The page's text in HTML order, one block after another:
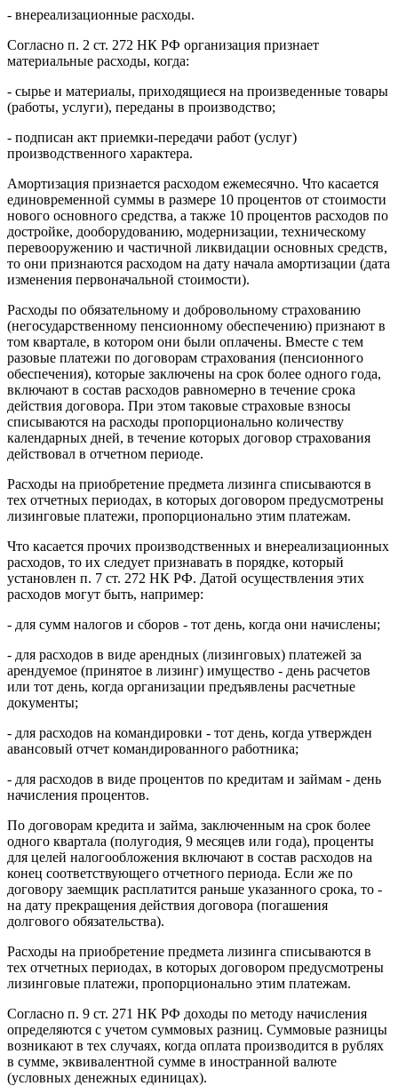
- внереализационные расходы.
Согласно п. 2 ст. 272 НК РФ организация признает
материальные расходы, когда:
- сырье и материалы, приходящиеся на произведенные товары
(работы, услуги), переданы в производство;
- подписан акт приемки-передачи работ (услуг)
производственного характера.
Амортизация признается расходом ежемесячно. Что касается
единовременной суммы в размере 10 процентов от стоимости
нового основного средства, а также 10 процентов расходов по
достройке, дооборудованию, модернизации, техническому
перевооружению и частичной ликвидации основных средств,
то они признаются расходом на дату начала амортизации (дата
изменения первоначальной стоимости).
Расходы по обязательному и добровольному страхованию
(негосударственному пенсионному обеспечению) признают в
том квартале, в котором они были оплачены. Вместе с тем
разовые платежи по договорам страхования (пенсионного
обеспечения), которые заключены на срок более одного года,
включают в состав расходов равномерно в течение срока
действия договора. При этом таковые страховые взносы
списываются на расходы пропорционально количеству
календарных дней, в течение которых договор страхования
действовал в отчетном периоде.
Расходы на приобретение предмета лизинга списываются в
тех отчетных периодах, в которых договором предусмотрены
лизинговые платежи, пропорционально этим платежам.
Что касается прочих производственных и внереализационных
расходов, то их следует признавать в порядке, который
установлен п. 7 ст. 272 НК РФ. Датой осуществления этих
расходов могут быть, например:
- для сумм налогов и сборов - тот день, когда они начислены;
- для расходов в виде арендных (лизинговых) платежей за
арендуемое (принятое в лизинг) имущество - день расчетов
или тот день, когда организации предъявлены расчетные
документы;
- для расходов на командировки - тот день, когда утвержден
авансовый отчет командированного работника;
- для расходов в виде процентов по кредитам и займам - день
начисления процентов.
По договорам кредита и займа, заключенным на срок более
одного квартала (полугодия, 9 месяцев или года), проценты
для целей налогообложения включают в состав расходов на
конец соответствующего отчетного периода. Если же по
договору заемщик расплатится раньше указанного срока, то -
на дату прекращения действия договора (погашения
долгового обязательства).
Расходы на приобретение предмета лизинга списываются в
тех отчетных периодах, в которых договором предусмотрены
лизинговые платежи, пропорционально этим платежам.
Согласно п. 9 ст. 271 НК РФ доходы по методу начисления
определяются с учетом суммовых разниц. Суммовые разницы
возникают в тех случаях, когда оплата производится в рублях
в сумме, эквивалентной сумме в иностранной валюте
(условных денежных единицах).